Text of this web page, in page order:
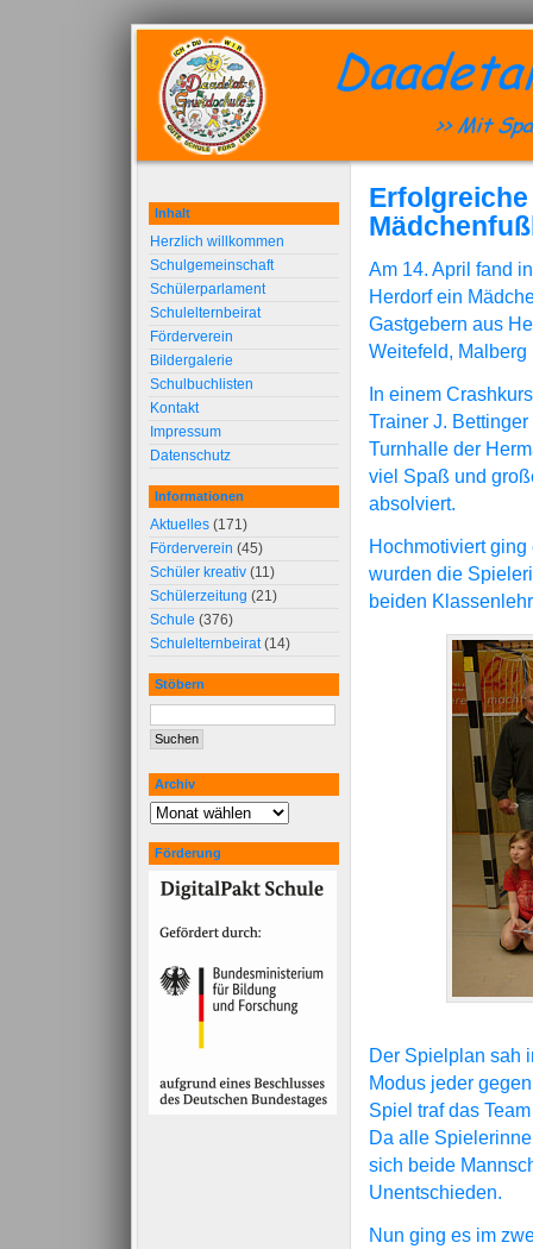
Erfolgreiche
Am 14. April fand
Herdorf ein
Gastgebern aus
Weitefeld,
In einem
Trainer J.
Turnhalle der
viel Spaß und
absolviert.
Hochmotiviert
wurden die
beiden
Der Spielplan sah
Modus jeder
Spiel traf das
Da alle
sich beide
Unentschieden.
Nun ging es im
Inhalt
Herzlich willkommen
Schulgemeinschaft
Schülerparlament
Schulelternbeirat
Förderverein
Bildergalerie
Schulbuchlisten
Kontakt
Impressum
Datenschutz
Informationen
Aktuelles (171)
Förderverein (45)
Schüler kreativ (11)
Schülerzeitung (21)
Schule (376)
Schulelternbeirat(14)
Stöbern
Archiv
Förderung